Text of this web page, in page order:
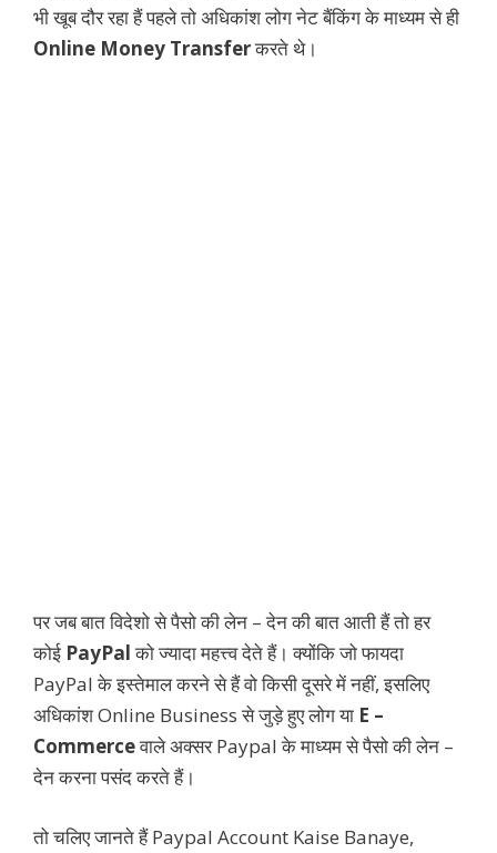
भी खूब दौर रहा हैं पहले तो अधिकांश लोग नेट बैंकिंग के माध्यम से ही
Online Money Transferकरते थे।
पर जब बात विदेशो से पैसो की लेन – देन की बात आती हैं तो हर
कोई PayPalको ज्यादा महत्त्व देते हैं। क्योंकि जो फायदा
PayPal के इस्तेमाल करने से हैं वो किसी दूसरे में नहीं, इसलिए
अधिकांश Online Business से जुड़े हुए लोग या E –
Commerceवाले अक्सर Paypal के माध्यम से पैसो की लेन –
देन करना पसंद करते हैं।
तो चलिए जानते हैं Paypal Account Kaise Banaye,